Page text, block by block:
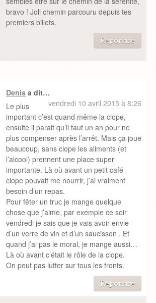
bravo ! Joli chemin parcouru depuis tes
premiers billets.
Répondre
Denisa dit…
vendredi 10 avril 2015 à 8:26
Le plus
important c’est quand même la clope,
ensuite il parait qu’il faut un an pour ne
plus compenser après l’arrêt. Mais ça joue
beaucoup, sans clope les aliments (et
l’alcool) prennent une place super
importante. Là où avant un petit café
clope pouvait me nourrir, j’ai vraiment
besoin d’un repas.
Pour fêter un truc je mange quelque
chose que j’aime, par exemple ce soir
vendredi je sais que je vais avoir envie
d’un verre de vin et d’un saucisson . Et
quand j’ai pas le moral, je mange aussi…
Là où avant c’était le rôle de la clope.
On peut pas lutter sur tous les fronts.
Répondre